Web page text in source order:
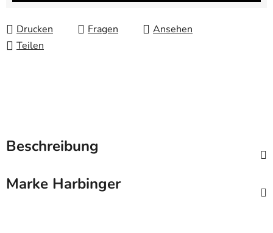
Drucken Fragen
Ansehen
Teilen
Beschreibung
Marke Harbinger